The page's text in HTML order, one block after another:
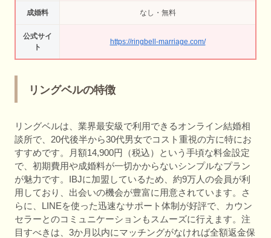
成婚料 なし・無料
公式サイ
ト
https://ringbell-marriage.com/
リングベルの特徴
リングベルは、業界最安級で利用できるオンライン結婚相
談所で、20代後半から30代男女でコスト重視の方に特にお
すすめです。月額14,900円（税込）という手頃な料金設定
で、初期費用や成婚料が一切かからないシンプルなプラン
が魅力です。IBJに加盟しているため、約9万人の会員が利
用しており、出会いの機会が豊富に用意されています。さ
らに、LINEを使った迅速なサポート体制が好評で、カウン
セラーとのコミュニケーションもスムーズに行えます。注
目すべきは、3か月以内にマッチングがなければ全額返金保